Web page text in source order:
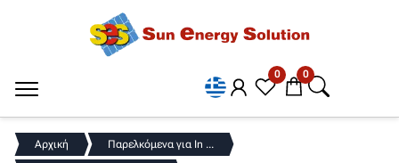
0 0
Αρχική Παρελκόμενα για In ...